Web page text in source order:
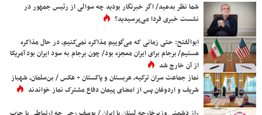
شما نظر بدهید/ اگر خبرنگار بودید چه سوالی از رئیس جمهور در
نشست خبری فردا می‌پرسیدید؟
ابوالفتح: حتی زمانی که می‌گوییم مذاکره نمی‌کنیم، در حال مذاکره
هستیم/ برجام برای ایران معجزه بود/ چون برجام به سود ایران بود آمریکا
از آن خارج شد
نماز جماعت سران ترکیه، عربستان و پاکستان + عکس / بن‌سلمان، شهباز
شریف و اردوغان پس از امضای پیمان دفاع مشترک نماز خواندند